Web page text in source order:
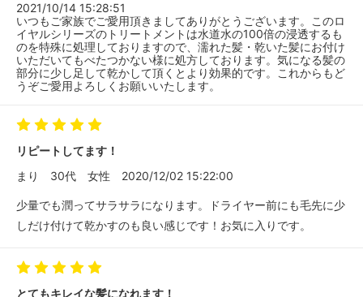
2021/10/14 15:28:51
いつもご家族でご愛用頂きましてありがとうございます。このロ
イヤルシリーズのトリートメントは水道水の100倍の浸透するも
のを特殊に処理しておりますので、濡れた髪・乾いた髪にお付け
いただいてもべたつかない様に処方しております。気になる髪の
部分に少し足して乾かして頂くとより効果的です。これからもど
うぞご愛用よろしくお願いいたします。
リピートしてます！
まり
30代 女性 2020/12/02 15:22:00
少量でも潤ってサラサラになります。ドライヤー前にも毛先に少
しだけ付けて乾かすのも良い感じです！お気に入りです。
とてもキレイな髪になれます！